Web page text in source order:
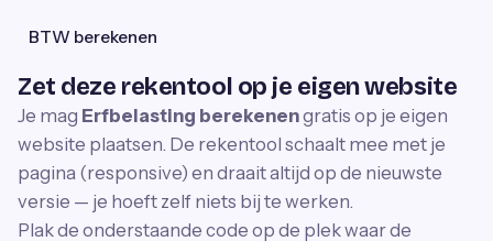
BTW berekenen
Zet deze rekentool op je eigen website
Je mag Erfbelasting berekenengratis op je eigen
website plaatsen. De rekentool schaalt mee met je
pagina (responsive) en draait altijd op de nieuwste
versie — je hoeft zelf niets bij te werken.
Plak de onderstaande code op de plek waar de